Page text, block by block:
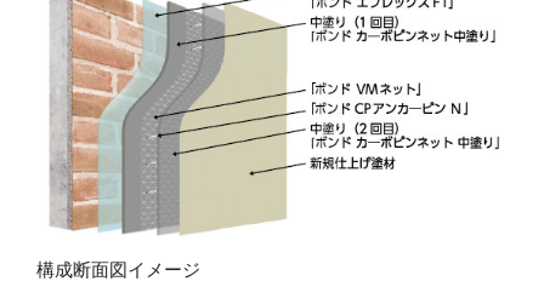
構成断面図イメージ